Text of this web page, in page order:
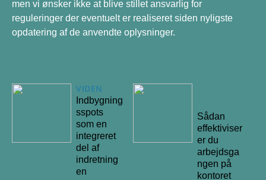
men vi ønsker ikke at blive stillet ansvarlig for
reguleringer der eventuelt er realiseret siden nyligste
opdatering af de anvendte oplysninger.
VIDEN
Indbygning
sspots
som en
integreret
del af
indretning
en
Sådan
effektiviser
er du
arbejdsga
ngen på
kontoret